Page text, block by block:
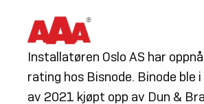
Installatøren Oslo AS har
rating hos Bisnode. Binode ble
av 2021 kjøpt opp av Dun &